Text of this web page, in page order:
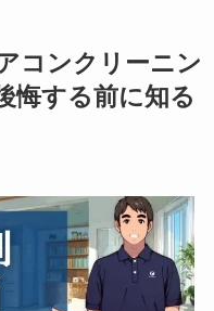
コンクリーニン
悔する前に知る